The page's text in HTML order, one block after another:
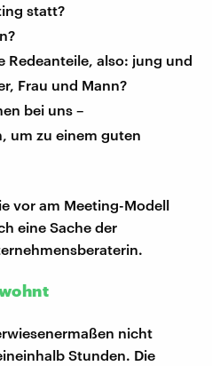
statt?
Redeanteile, also: jung und
Frau und Mann?
bei uns –
um zu einem guten
vor am Meeting-Modell
eine Sache der
nicht
Stunden. Die